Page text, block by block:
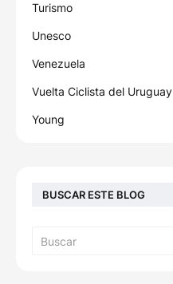
Turismo
Unesco
Venezuela
Vuelta Ciclista del Uruguay
Young
BUSCAR ESTE BLOG